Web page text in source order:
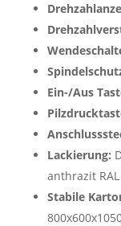
Ein-/Aus
Lackierung:
anthrazit
Stabile